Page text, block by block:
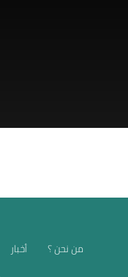
من نحن ؟ أخبار